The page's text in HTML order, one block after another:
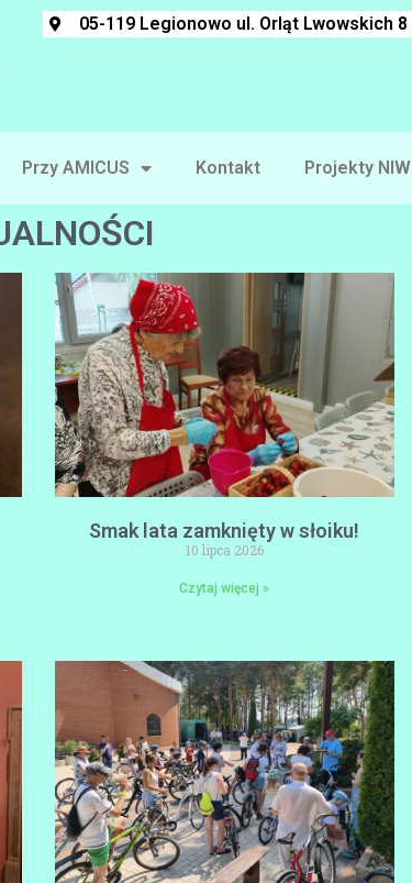
05-119 Legionowo ul. Orląt Lwowskich 8
Przy AMICUS Kontakt Projekty NIW
Smak lata zamknięty w słoiku!
10 lipca 2026
Czytaj więcej »